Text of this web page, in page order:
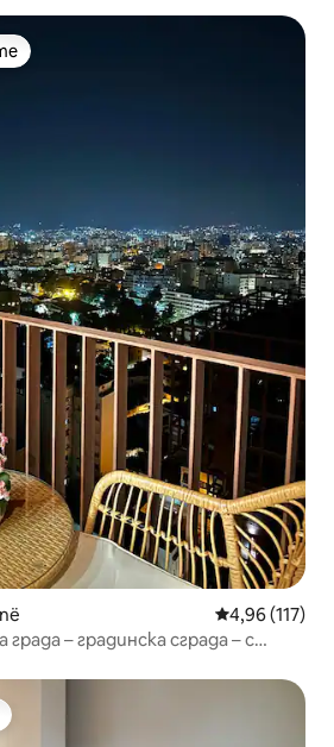
на гостите
Средна
4,96 (117)
– градинска сграда – с